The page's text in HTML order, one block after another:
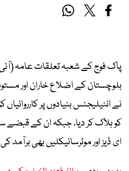
پاک فوج کے شعبہ تعلقات عامہ
بلوچستان کے اضلاع خاران اور
کو ہلاک کر دیا، جبکہ ان کے قبضے
ای ڈیز اور موٹرسائیکلیں بھی برآمد